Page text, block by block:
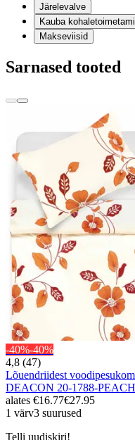
Järelevalve
Kauba
Makseviisid
Sarnased tooted
-40%-40%
4,8 (47)
Lõuendriidest
DEACON 20-1788-PEACH
alates €16.77€27.95
1 värv3 suurused
Telli uudiskiri!